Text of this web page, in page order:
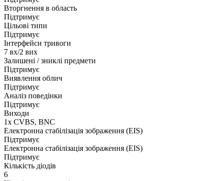
Вторгнення в область
Підтримує
Цільові типи
Підтримує
Інтерфейси тривоги
7 вх/2 вих
Залишені / зниклі предмети
Підтримує
Виявлення облич
Підтримує
Аналіз поведінки
Підтримує
Виходи
1х CVBS, BNC
Електронна стабілізація зображення (EIS)
Підтримує
Електронна стабілізація зображення (EIS)
Підтримує
Кількість діодів
6